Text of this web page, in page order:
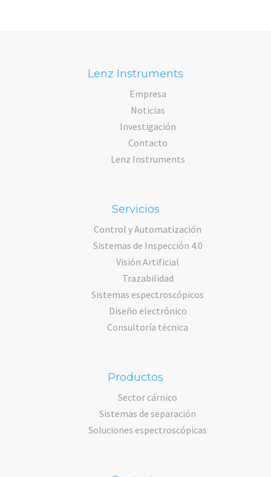
Lenz Instruments
Empresa
Noticias
Investigación
Contacto
Lenz Instruments
Servicios
Control y Automatización
Sistemas de Inspección 4.0
Visión Artificial
Trazabilidad
Sistemas espectroscópicos
Diseño electrónico
Consultoría técnica
Productos
Sector cárnico
Sistemas de separación
Soluciones espectroscópicas